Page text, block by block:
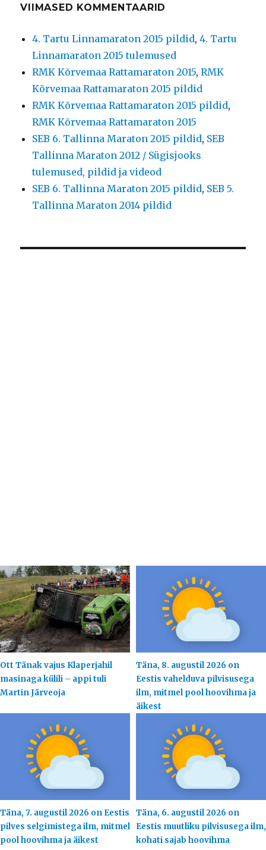
VIIMASED KOMMENTAARID
4. Tartu Linnamaraton 2015 pildid,4. Tartu
Linnamaraton 2015 tulemused
RMK Kõrvemaa Rattamaraton 2015,RMK
Kõrvemaa Rattamaraton 2015 pildid
RMK Kõrvemaa Rattamaraton 2015 pildid,
RMK Kõrvemaa Rattamaraton 2015
SEB 6. Tallinna Maraton 2015 pildid, SEB
Tallinna Maraton 2012 / Sügisjooks
tulemused, pildid ja videod
SEB 6. Tallinna Maraton 2015 pildid, SEB 5.
Tallinna Maraton 2014 pildid
Ott Tänak vajus Klaperjahil
masinaga külili – appi tuli
Martin Järveoja
Täna, 8. augustil 2026 on
Eestis vahelduva pilvisusega
ilm, mitmel pool hoovihma ja
äikest
Täna, 7. augustil 2026 on Eestis
pilves selgimistega ilm, mitmel
pool hoovihma ja äikest
Täna, 6. augustil 2026 on
Eestis muutliku pilvisusega ilm,
kohati sajab hoovihma